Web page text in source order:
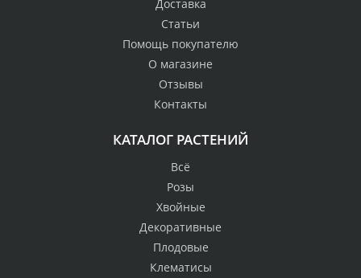
Доставка
Статьи
Помощь покупателю
О магазине
Отзывы
Контакты
КАТАЛОГ РАСТЕНИЙ
Всё
Розы
Хвойные
Декоративные
Плодовые
Клематисы